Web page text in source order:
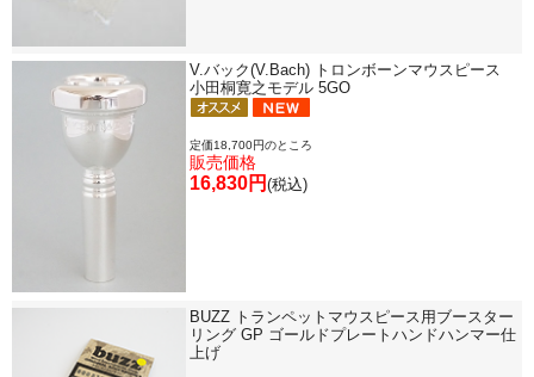
V.バック(V.Bach) トロンボーンマウスピース
小田桐寛之モデル 5GO
定価18,700円のところ
販売価格
16,830円 (税込)
BUZZ トランペットマウスピース用ブースター
リング GP ゴールドプレートハンドハンマー仕
上げ